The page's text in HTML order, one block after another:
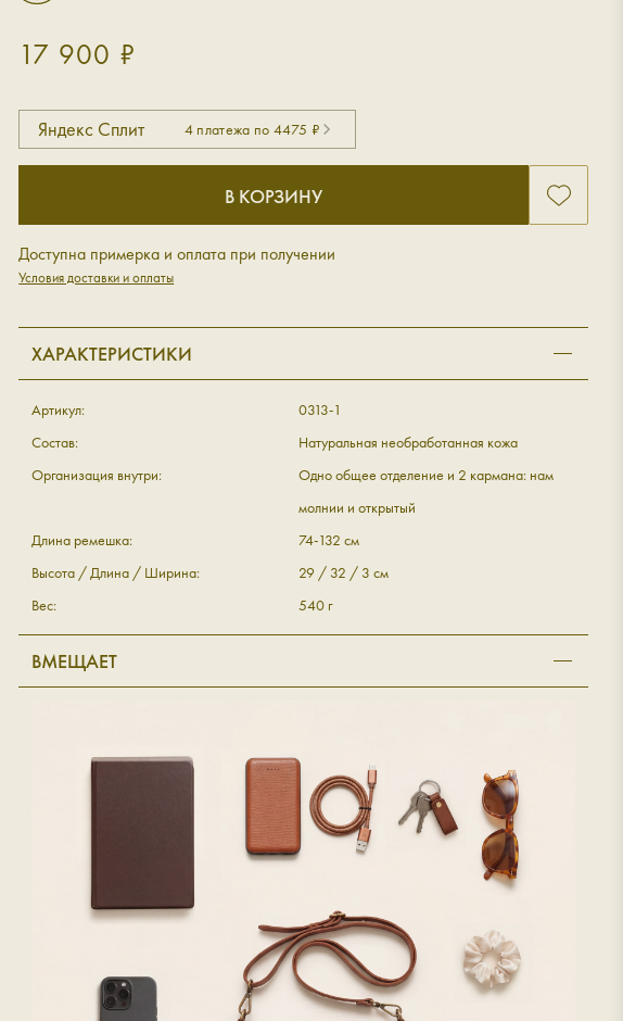
17 900 ₽
Яндекс Сплит 4 платежа по 4475 ₽
В КОРЗИНУ
Доступна примерка и оплата при получении
Условия доставки и оплаты
ХАРАКТЕРИСТИКИ
Артикул:
0313-1
Состав:
Натуральная необработанная кожа
Организация внутри:
Одно общее отделение и 2 кармана: нам
молнии и открытый
Длина ремешка:
74-132 см
Высота / Длина / Ширина:
29 / 32 / 3 см
Вес:
540 г
ВМЕЩАЕТ